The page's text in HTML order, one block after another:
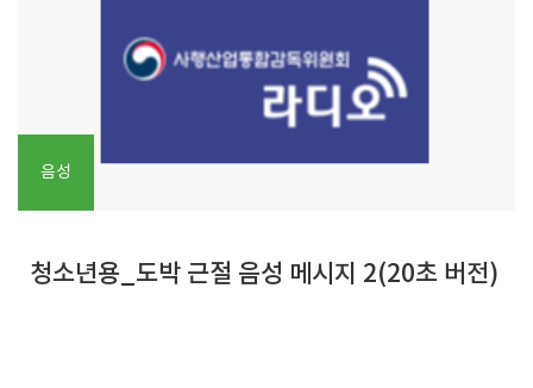
음성
청소년용_도박 근절 음성 메시지 2(20초 버전)